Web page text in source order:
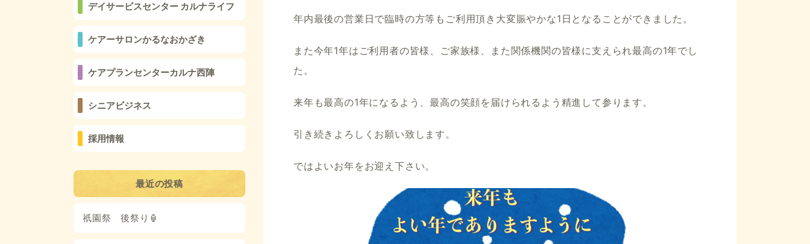
デイサービスセンター カルナライフ
ケアーサロンかるなおかざき
ケアプランセンターカルナ西陣
シニアビジネス
採用情報
最近の投稿
祇園祭 後祭り🏮
年内最後の営業日で臨時の方等もご利用頂き大変賑やかな1日となることができました。
また今年1年はご利用者の皆様、ご家族様、また関係機関の皆様に支えられ最高の1年でし
た。
来年も最高の1年になるよう、最高の笑顔を届けられるよう精進して参ります。
引き続きよろしくお願い致します。
ではよいお年をお迎え下さい。